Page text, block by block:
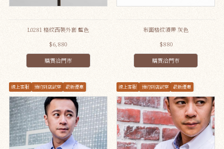
L0281 格紋西裝外套 藍色
$6,880
購買洽門市
布面格紋領帶 灰色
$880
購買洽門市
線上客服 預約到店試穿 最新優惠 線上客服 預約到店試穿 最新優惠